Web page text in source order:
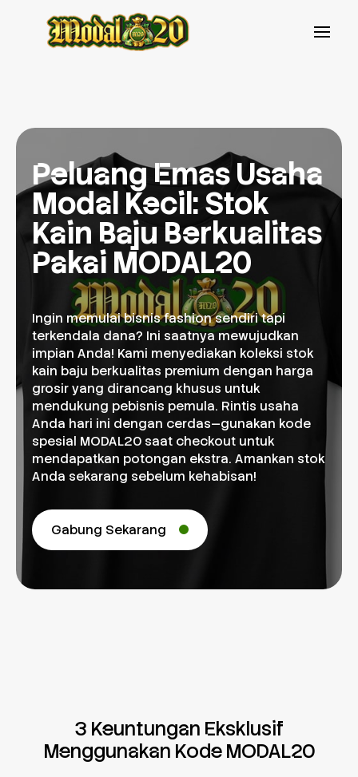
Peluang Emas Usaha
Modal Kecil: Stok
Kain Baju Berkualitas
Pakai MODAL20
Ingin memulai bisnis fashion sendiri tapi
terkendala dana? Ini saatnya mewujudkan
impian Anda! Kami menyediakan koleksi stok
kain baju berkualitas premium dengan harga
grosir yang dirancang khusus untuk
mendukung pebisnis pemula. Rintis usaha
Anda hari ini dengan cerdas—gunakan kode
spesial MODAL20 saat checkout untuk
mendapatkan potongan ekstra. Amankan stok
Anda sekarang sebelum kehabisan!
Gabung Sekarang
3 Keuntungan Eksklusif
Menggunakan Kode MODAL20